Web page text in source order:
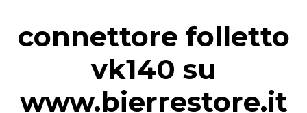
connettore folletto
vk140 su
www.bierrestore.it